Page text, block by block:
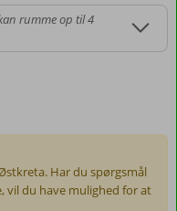
rumme op til 4
Har du spørgsmål
vil du have mulighed for at